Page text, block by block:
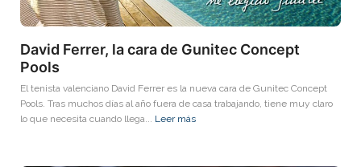
David Ferrer, la cara de Gunitec Concept
Pools
El tenista valenciano David Ferrer es la nueva cara de Gunitec Concept
Pools. Tras muchos días al año fuera de casa trabajando, tiene muy claro
lo que necesita cuando llega... Leer más